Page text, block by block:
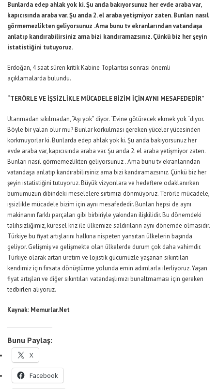
Bunlarda edep ahlak yok ki. Şu anda bakıyorsunuz her evde araba var,
kapıcısında araba var. Şu anda 2. el araba yetişmiyor zaten. Bunları nasıl
görmemezlikten geliyorsunuz . Ama bunu tv ekranlarından vatandaşa
anlatıp kandırabilirsiniz ama bizi kandıramazsınız. Çünkü biz her şeyin
istatistiğini tutuyoruz.
Erdoğan, 4 saat süren kritik Kabine Toplantısı sonrası önemli
açıklamalarda bulundu.
“TERÖRLE VE İŞSİZLİKLE MÜCADELE BİZİM İÇİN AYNI MESAFEDEDİR”
Utanmadan sıkılmadan, “Aşı yok” diyor. “Evine götürecek ekmek yok “diyor.
Böyle bir yalan olur mu? Bunlar korkulması gereken yüceler yücesinden
korkmuyorlar ki. Bunlarda edep ahlak yok ki. Şu anda bakıyorsunuz her
evde araba var, kapıcısında araba var. Şu anda 2. el araba yetişmiyor zaten.
Bunları nasıl görmemezlikten geliyorsunuz . Ama bunu tv ekranlarından
vatandaşa anlatıp kandırabilirsiniz ama bizi kandıramazsınız. Çünkü biz her
şeyin istatistiğini tutuyoruz. Büyük vizyonlara ve hedeflere odaklanırken
burnumuzun dibindeki meselelere sırtımızı dönmüyoruz. Terörle mücadele,
işsizlikle mücadele bizim için aynı mesafededir. Bunları hepsi de aynı
makinanın farklı parçaları gibi birbiriyle yakından ilişkilidir. Bu dönemdeki
talihsizliğimiz, küresel kriz ile ülkemize saldırıların aynı dönemde olmasıdır.
Türkiye bu fiyat artışlarını halkına nispeten yansıtan ülkelerin başında
geliyor. Gelişmiş ve gelişmekte olan ülkelerde durum çok daha vahimdir.
Türkiye olarak artan üretim ve lojistik gücümüzle yaşanan sıkıntıları
kendimiz için fırsata dönüştürme yolunda emin adımlarla ilerliyoruz. Yaşan
fiyat artışları ve diğer sıkıntıları vatandaşlımızı bunaltmaması için gereken
tedbirleri alıyoruz.
Kaynak: Memurlar.Net
Bunu Paylaş:
X
Facebook